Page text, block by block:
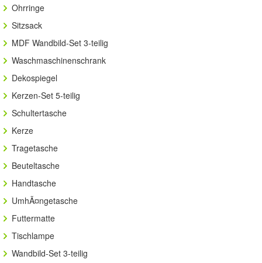
Ohrringe
Sitzsack
MDF Wandbild-Set 3-teilig
Waschmaschinenschrank
Dekospiegel
Kerzen-Set 5-teilig
Schultertasche
Kerze
Tragetasche
Beuteltasche
Handtasche
UmhÃ¤ngetasche
Futtermatte
Tischlampe
Wandbild-Set 3-teilig